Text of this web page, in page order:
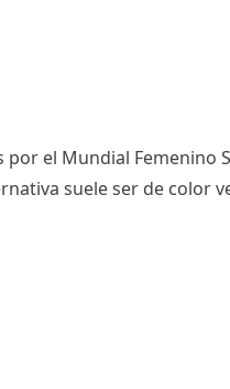
el Mundial Femenino
suele ser de color